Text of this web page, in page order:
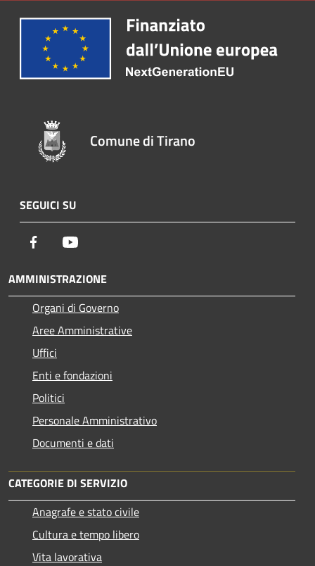
Comune di Tirano
SEGUICI SU
Facebook
AMMINISTRAZIONE
Organi di Governo
Aree Amministrative
Uffici
Enti e fondazioni
Politici
Personale Amministrativo
Documenti e dati
CATEGORIE DI SERVIZIO
Anagrafe e stato civile
Cultura e tempo libero
Vita lavorativa